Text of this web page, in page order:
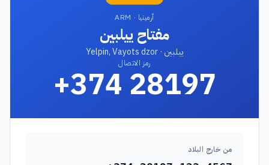
أرمينيا · ARM
مفتاح ييلبين
ييلبين · Yelpin, Vayots dzor
رمز الاتصال
+374 28197
من خارج البلاد